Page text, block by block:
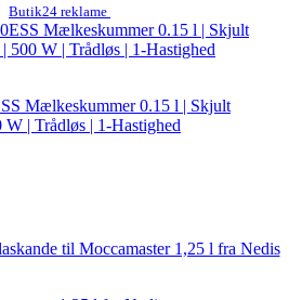
Butik24 reklame
Mælkeskummer 0.15 l | Skjult
W | Trådløs | 1-Hastighed